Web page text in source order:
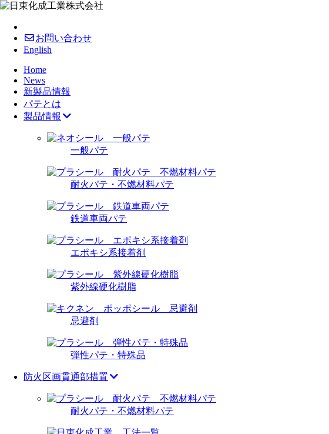
お問い合わせ
English
Home
News
新製品情報
パテとは
製品情報
一般パテ
耐火パテ・不燃材料パテ
鉄道車両パテ
エポキシ系接着剤
紫外線硬化樹脂
忌避剤
弾性パテ・特殊品
防火区画貫通部措置
耐火パテ・不燃材料パテ